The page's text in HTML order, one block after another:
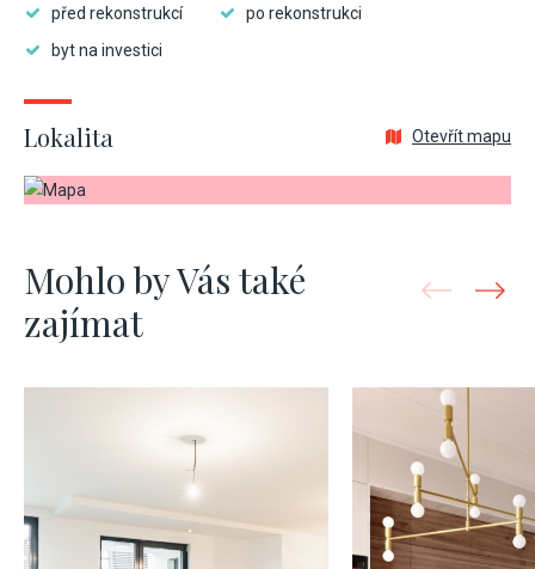
před rekonstrukcí
po rekonstrukci
byt na investici
Lokalita Otevřít mapu
Mohlo by Vás také
zajímat